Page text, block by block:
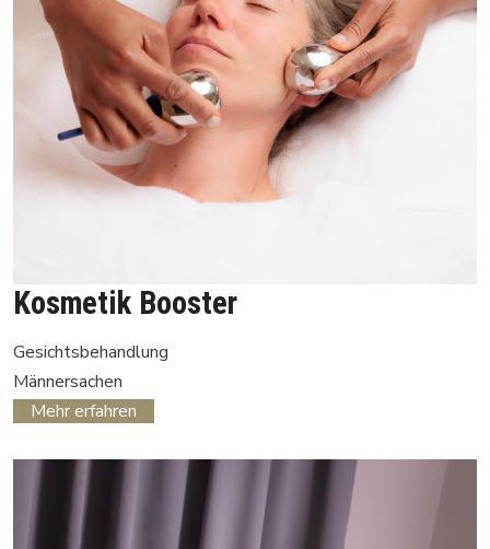
Kosmetik Booster
Gesichtsbehandlung
Männersachen
Mehr erfahren